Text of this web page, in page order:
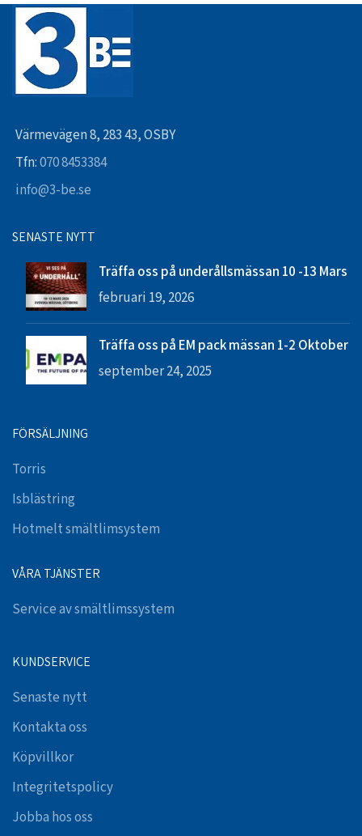
Värmevägen 8, 283 43, OSBY
Tfn:070 8453384
info@3-be.se
SENASTE NYTT
Träffa oss på underållsmässan 10 -13 Mars
februari 19, 2026
Träffa oss på EM pack mässan 1-2 Oktober
september 24, 2025
FÖRSÄLJNING
Torris
Isblästring
Hotmelt smältlimsystem
VÅRA TJÄNSTER
Service av smältlimssystem
KUNDSERVICE
Senaste nytt
Kontakta oss
Köpvillkor
Integritetspolicy
Jobba hos oss